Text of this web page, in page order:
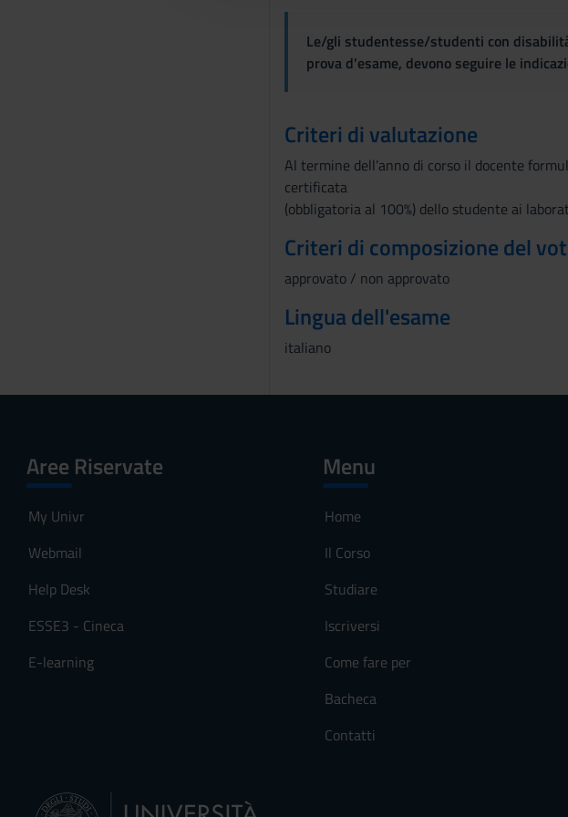
Le/gli studentesse/studenti con
prova d'esame, devono seguire le
Criteri di valutazione
Al termine dell’anno di corso il docente
certificata
(obbligatoria al 100%) dello studente ai
Criteri di composizione del
approvato / non approvato
Lingua dell'esame
italiano
Aree Riservate
My Univr
Webmail
Help Desk
ESSE3 - Cineca
E-learning
Menu
Home
Il Corso
Studiare
Iscriversi
Come fare per
Bacheca
Contatti